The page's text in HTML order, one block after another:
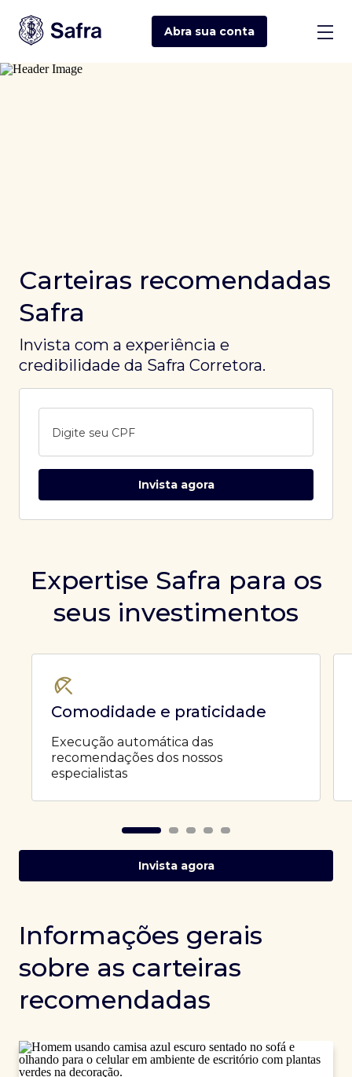
Abra sua conta
Carteiras recomendadas
Safra
Invista com a experiência e
credibilidade da Safra Corretora.
Digite seu CPF
Invista agora
Expertise Safra para os
seus investimentos
Comodidade e praticidade
Execução automática das
recomendações dos nossos
especialistas
Invista agora
Informações gerais
sobre as carteiras
recomendadas